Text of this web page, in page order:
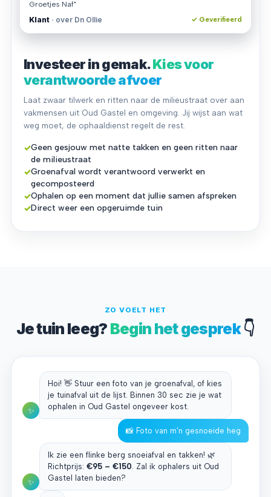
Groetjes Naf"
Klant · over Dn Ollie ✓ Geverifieerd
Investeer in gemak.Kies voor
verantwoorde afvoer
Laat zwaar tilwerk en ritten naar de milieustraat over aan
vakmensen uit Oud Gastel en omgeving. Jij wijst aan wat
weg moet, de ophaaldienst regelt de rest.
✓Geen gesjouw met natte takken en geen ritten naar
de milieustraat
✓Groenafval wordt verantwoord verwerkt en
gecomposteerd
✓Ophalen op een moment dat jullie samen afspreken
✓Direct weer een opgeruimde tuin
ZO VOELT HET
Je tuin leeg? Begin het gesprek👇
✨
Hoi! 👋 Stuur een foto van je groenafval, of kies
je tuinafval uit de lijst. Binnen 30 sec zie je wat
ophalen in Oud Gastel ongeveer kost.
📸 Foto van m'n gesnoeide heg
✨
Ik zie een flinke berg snoeiafval en takken! 🌿
Richtprijs: €95 – €150. Zal ik ophalers uit Oud
Gastel laten bieden?